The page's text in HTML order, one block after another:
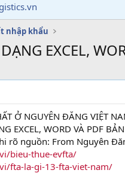
nhập khẩu
EXCEL,
Ở NGUYÊN ĐĂNG VIỆT
EXCEL, WORD VÀ PDF
rõ nguồn: From Nguyên
bieu-thue-evfta/
fta-la-gi-13-fta-viet-nam/